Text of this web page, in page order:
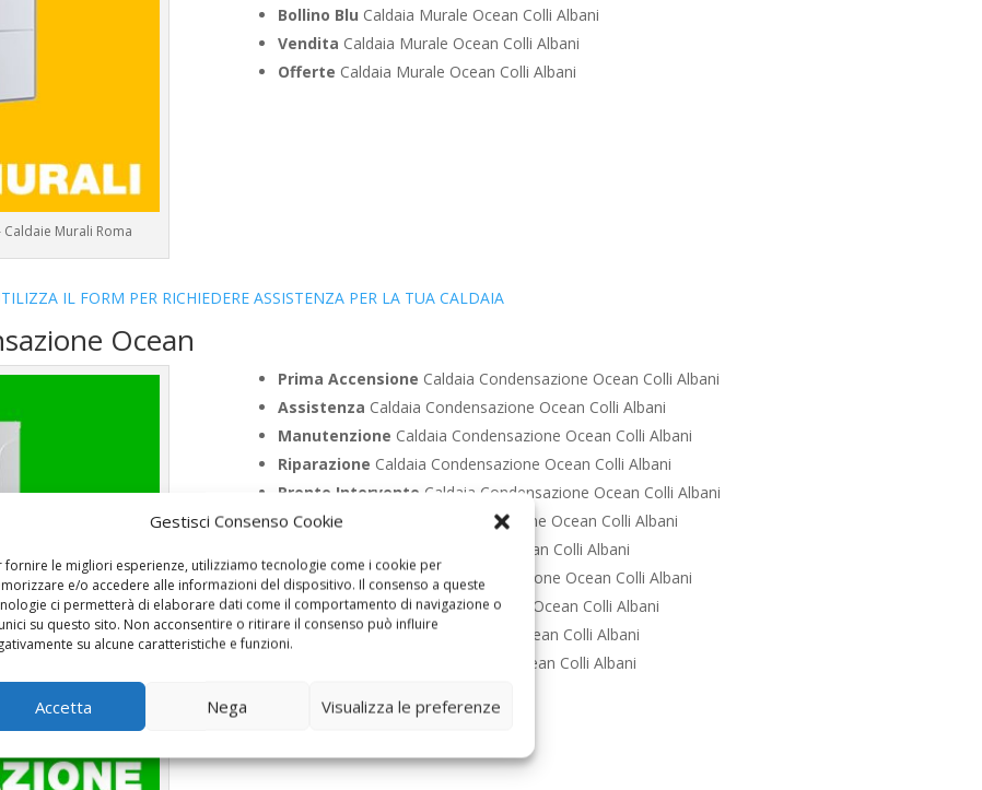
Gestisci Consenso Cookie
fornire le migliori esperienze, utilizziamo tecnologie come i cookie per
e/o accedere alle informazioni del dispositivo. Il consenso a queste
ci permetterà di elaborare dati come il comportamento di navigazione o
su questo sito. Non acconsentire o ritirare il consenso può influire
su alcune caratteristiche e funzioni.
Accetta Nega Visualizza le preferenze
Murali Roma
Bollino Blu Caldaia Murale Ocean Colli Albani
Vendita Caldaia Murale Ocean Colli Albani
Offerte Caldaia Murale Ocean Colli Albani
IL FORM PER RICHIEDERE ASSISTENZA PER LA TUA CALDAIA
Ocean
Prima Accensione Caldaia Condensazione Ocean Colli Albani
Assistenza Caldaia Condensazione Ocean Colli Albani
Manutenzione Caldaia Condensazione Ocean Colli Albani
Riparazione Caldaia Condensazione Ocean Colli Albani
Pronto Intervento Caldaia Condensazione Ocean Colli Albani
Sostituzione
Caldaia Condensazione Ocean Colli Albani
Caldaia Condensazione Ocean Colli Albani
Controllo FumiCaldaia Condensazione Ocean Colli Albani
Bollino BluCaldaia Condensazione Ocean Colli Albani
VenditaCaldaia Condensazione Ocean Colli Albani
Caldaia Condensazione Ocean Colli Albani